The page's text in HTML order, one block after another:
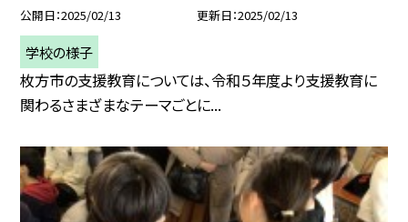
公開日 2025/02/13 更新日 2025/02/13
学校の様子
枚方市の支援教育については、令和５年度より支援教育に
関わるさまざまなテーマごとに...